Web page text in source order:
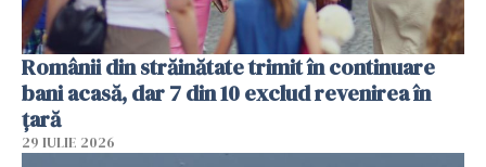
Românii din străinătate trimit în continuare
bani acasă, dar 7 din 10 exclud revenirea în
țară
29 IULIE 2026